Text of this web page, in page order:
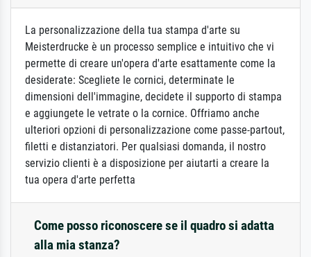
La personalizzazione della tua stampa d'arte su
Meisterdrucke è un processo semplice e intuitivo che vi
permette di creare un'opera d'arte esattamente come la
desiderate: Scegliete le cornici, determinate le
dimensioni dell'immagine, decidete il supporto di stampa
e aggiungete le vetrate o la cornice. Offriamo anche
ulteriori opzioni di personalizzazione come passe-partout,
filetti e distanziatori. Per qualsiasi domanda, il nostro
servizio clienti è a disposizione per aiutarti a creare la
tua opera d'arte perfetta
Come posso riconoscere se il quadro si adatta
alla mia stanza?